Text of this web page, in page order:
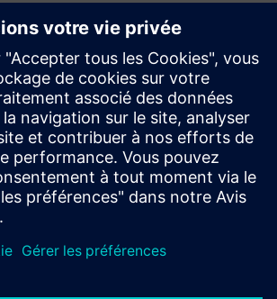
Stock: Inventory
and Intelligence
alimentée par l'IA pour les grandes
— réduit les pertes de stock, s'intègre
une configuration rapide, une utilisation
informations immédiates et...